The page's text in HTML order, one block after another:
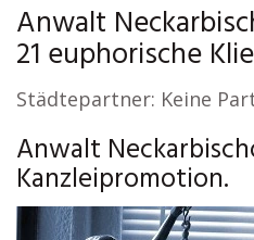
Anwalt
21 euphorische
Städtepartner: Keine
Anwalt
Kanzleipromotion.